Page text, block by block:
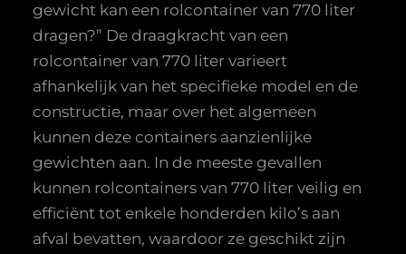
gewicht kan een rolcontainer van 770 liter
dragen?” De draagkracht van een
rolcontainer van 770 liter varieert
afhankelijk van het specifieke model en de
constructie, maar over het algemeen
kunnen deze containers aanzienlijke
gewichten aan. In de meeste gevallen
kunnen rolcontainers van 770 liter veilig en
efficiënt tot enkele honderden kilo’s aan
afval bevatten, waardoor ze geschikt zijn